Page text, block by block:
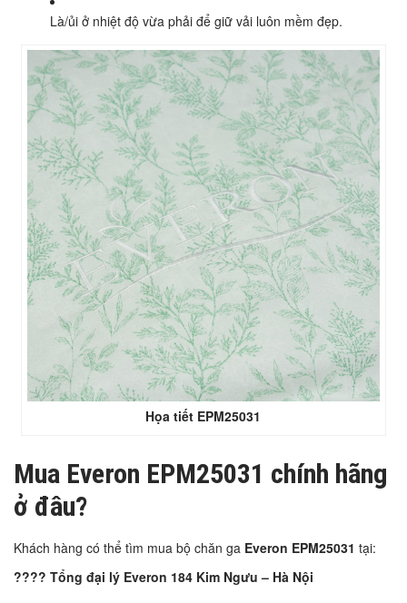
Là/ủi ở nhiệt độ vừa phải để giữ vải luôn mềm đẹp.
Họa tiết EPM25031
Mua Everon EPM25031 chính hãng
ở đâu?
Khách hàng có thể tìm mua bộ chăn ga Everon EPM25031 tại:
???? Tổng đại lý Everon 184 Kim Ngưu – Hà Nội